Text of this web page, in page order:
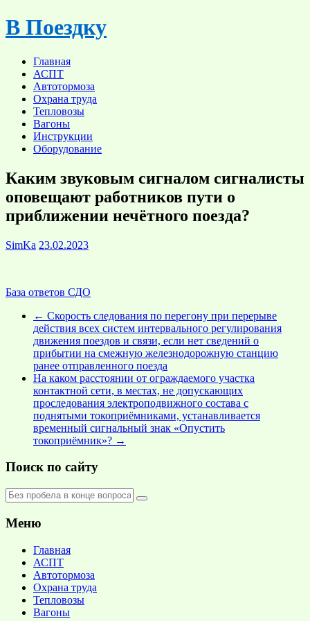
Skip
to
В Поездку
Главная
АСПТ
Автотормоза
Охрана труда
Тепловозы
Вагоны
Инструкции
Оборудование
Каким звуковым сигналом сигналисты
оповещают работников пути о
приближении нечётного поезда?
SimKa 23.02.2023
База ответов СДО
← Скорость следования по перегону при перерыве
действия всех систем интервального регулирования
движения поездов и связи, если нет сведений о
прибытии на смежную железнодорожную станцию
ранее отправленного поезда
На каком расстоянии от ограждаемого участка
контактной сети, в местах, не допускающих
проследования электроподвижного состава с
поднятыми токоприёмниками, устанавливается
временный сигнальный знак «Опустить
токоприёмник»? →
Поиск по сайту
Меню
Главная
АСПТ
Автотормоза
Охрана труда
Тепловозы
Вагоны